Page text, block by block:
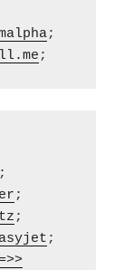
;
;
;
;
;
;